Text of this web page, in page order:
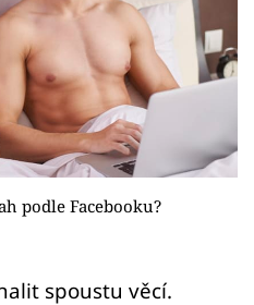
podle Facebooku?
spoustu věcí.